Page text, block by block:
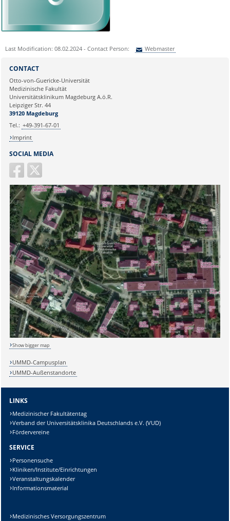
Last Modification: 08.02.2024 - Contact Person: Webmaster
Ihre E-Mailadresse:
Ihr Anliegen:
Sicherheitsabfrage:
Lösung:
SOCIAL MEDIA
CONTACT
Otto-von-Guericke-Universität
Medizinische Fakultät
Universitätsklinikum Magdeburg A.ö.R.
Leipziger Str. 44
39120 Magdeburg
Tel.: +49-391-67-01
Imprint
Show bigger map
UMMD-Campusplan
UMMD-Außenstandorte
LINKS
Medizinischer Fakultätentag
Verband der Universitätsklinika Deutschlands e.V. (VUD)
Fördervereine
SERVICE
Personensuche
Kliniken/Institute/Einrichtungen
Veranstaltungskalender
Informationsmaterial
Medizinisches Versorgungszentrum